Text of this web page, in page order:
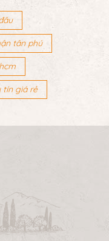
tân phú
tín giá rẻ